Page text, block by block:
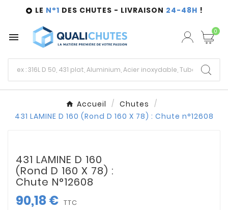
 LE N°1 DES CHUTES - LIVRAISON 24-48H !
 0
Accueil
Chutes
431 LAMINE D 160 (Rond D 160 X 78) : Chute n°12608
431 LAMINE D 160
(Rond D 160 X 78) :
Chute N°12608
90,18 € TTC